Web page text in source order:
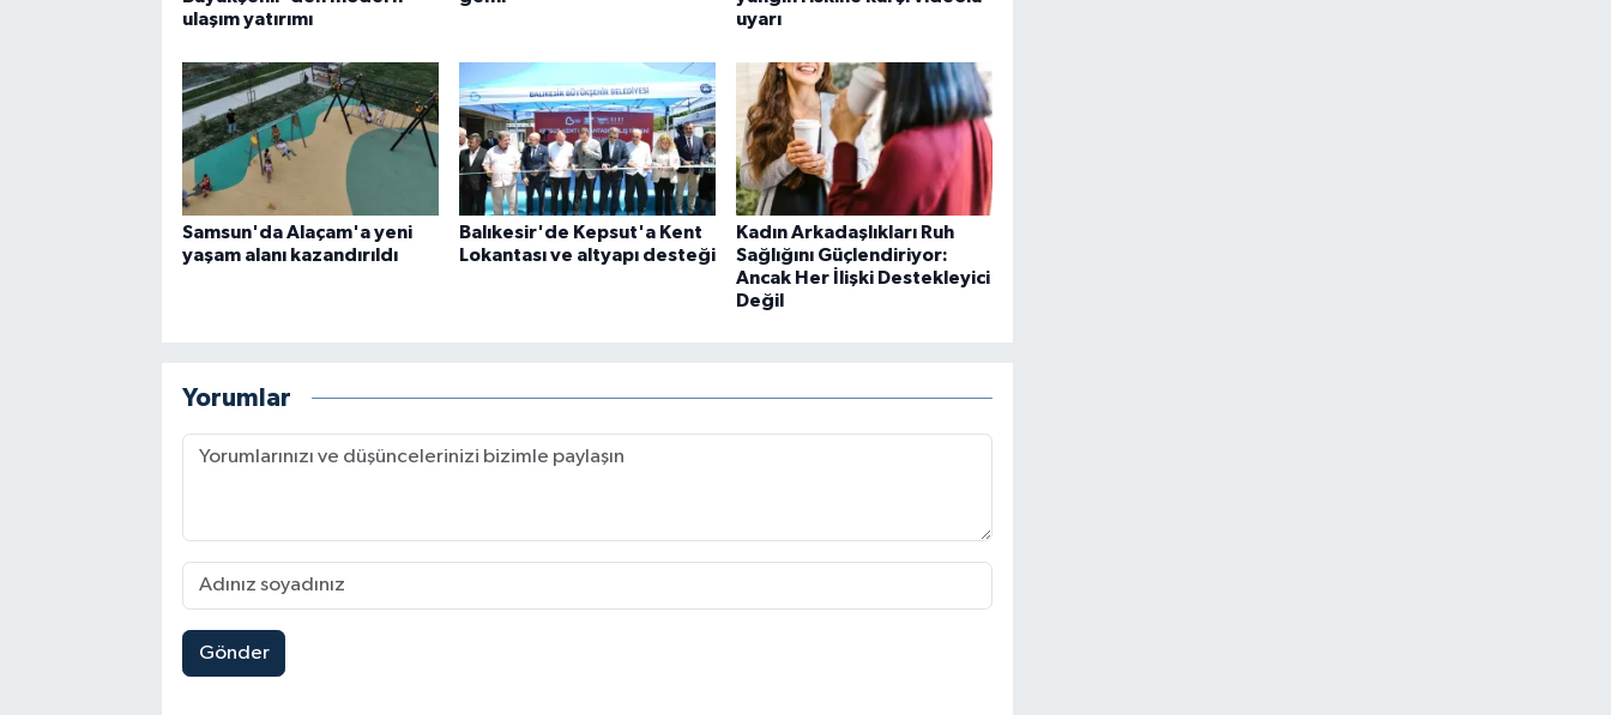
ulaşım yatırımı
uyarı
Samsun'da Alaçam'a yeni
yaşam alanı kazandırıldı
Balıkesir'de Kepsut'a Kent
Lokantası ve altyapı desteği
Kadın Arkadaşlıkları Ruh
Sağlığını Güçlendiriyor:
Ancak Her İlişki Destekleyici
Değil
Yorumlar
Gönder